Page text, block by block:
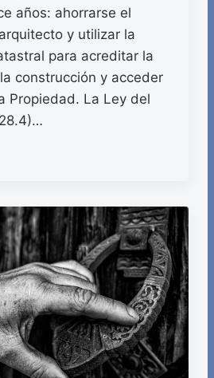
años: ahorrarse el
y utilizar la
para acreditar la
construcción y acceder
Propiedad. La Ley del